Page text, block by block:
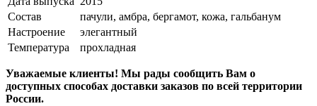
Состав
пачули, амбра, бергамот, кожа, гальбанум
Настроение
элегантный
Температура
прохладная
Уважаемые клиенты! Мы рады сообщить Вам о
доступных способах доставки заказов по всей территории
России.